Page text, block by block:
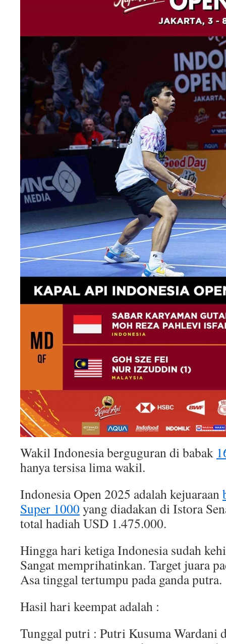
Wakil Indonesia berguguran di babak
hanya tersisa lima wakil.
Indonesia Open 2025 adalah kejuaraan
Super 1000yang diadakan di Istora
total hadiah USD 1.475.000.
Hingga hari ketiga Indonesia sudah
Sangat memprihatinkan. Target juara
Asa tinggal tertumpu pada ganda putra.
Hasil hari keempat adalah :
Tunggal putri : Putri Kusuma